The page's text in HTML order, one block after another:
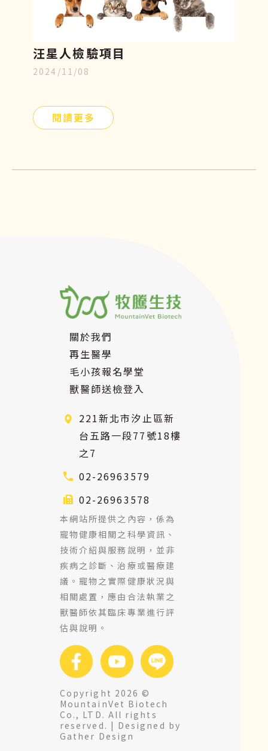
汪星人檢驗項目
2024/11/08
閱讀更多
關於我們
再生醫學
毛小孩報名學堂
獸醫師送檢登入
221新北市汐止區新
台五路一段77號18樓
之7
02-26963579
02-26963578
本網站所提供之內容，係為
寵物健康相關之科學資訊、
技術介紹與服務說明，並非
疾病之診斷、治療或醫療建
議。寵物之實際健康狀況與
相關處置，應由合法執業之
獸醫師依其臨床專業進行評
估與說明。
Copyright 2026 ©
MountainVet Biotech
Co., LTD. All rights
reserved. | Designed by
Gather Design